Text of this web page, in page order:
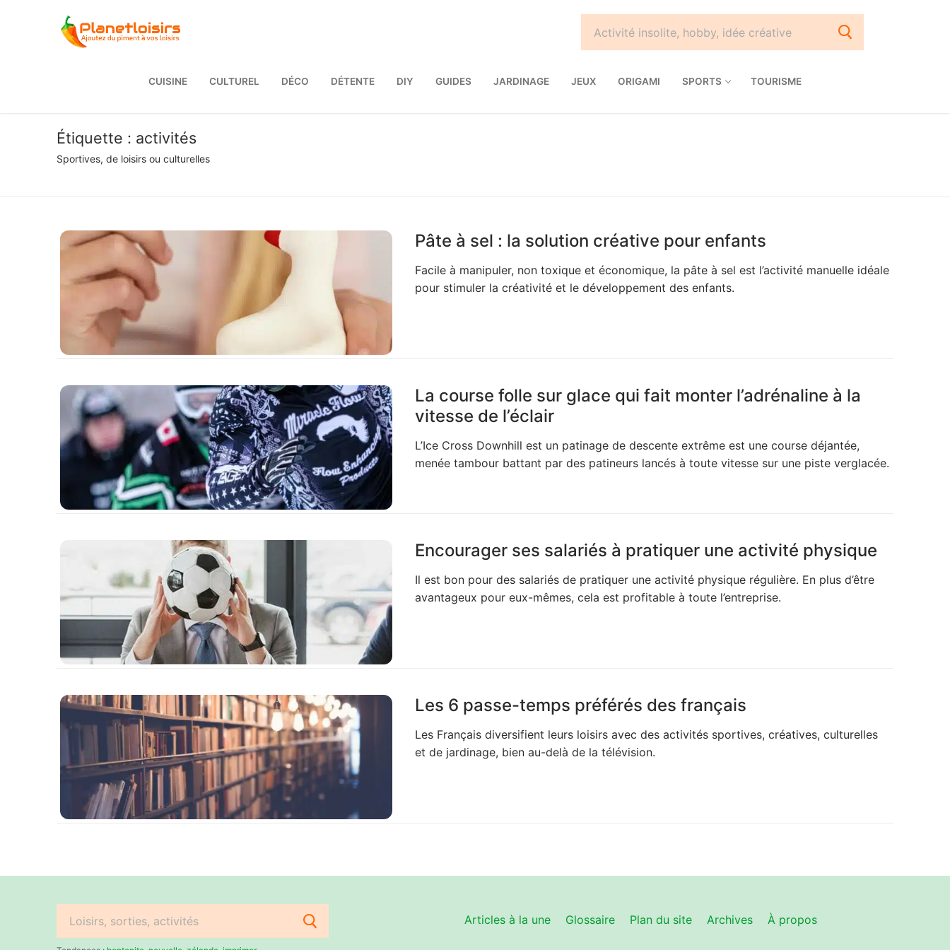
CUISINE CULTUREL DÉCO DÉTENTE DIY GUIDES JARDINAGE JEUX ORIGAMI SPORTS TOURISME
Étiquette : activités
Sportives, de loisirs ou culturelles
Pâte à sel : la solution créative pour enfants
Facile à manipuler, non toxique et économique, la pâte à sel est l’activité manuelle idéale
pour stimuler la créativité et le développement des enfants.
La course folle sur glace qui fait monter l’adrénaline à la
vitesse de l’éclair
L’Ice Cross Downhill est un patinage de descente extrême est une course déjantée,
menée tambour battant par des patineurs lancés à toute vitesse sur une piste verglacée.
Encourager ses salariés à pratiquer une activité physique
Il est bon pour des salariés de pratiquer une activité physique régulière. En plus d’être
avantageux pour eux-mêmes, cela est profitable à toute l’entreprise.
Les 6 passe-temps préférés des français
Les Français diversifient leurs loisirs avec des activités sportives, créatives, culturelles
et de jardinage, bien au-delà de la télévision.
Rechercher
:
Articles à la une Glossaire Plan du site Archives À propos